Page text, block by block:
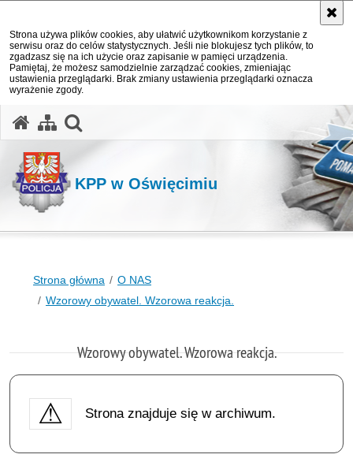
Strona używa plików cookies, aby ułatwić użytkownikom korzystanie z
serwisu oraz do celów statystycznych. Jeśli nie blokujesz tych plików, to
zgadzasz się na ich użycie oraz zapisanie w pamięci urządzenia.
Pamiętaj, że możesz samodzielnie zarządzać cookies, zmieniając
ustawienia przeglądarki. Brak zmiany ustawienia przeglądarki oznacza
wyrażenie zgody.
KPP w Oświęcimiu
Strona główna
O NAS
Wzorowy obywatel. Wzorowa reakcja.
Wzorowy obywatel. Wzorowa reakcja.
Strona znajduje się w archiwum.